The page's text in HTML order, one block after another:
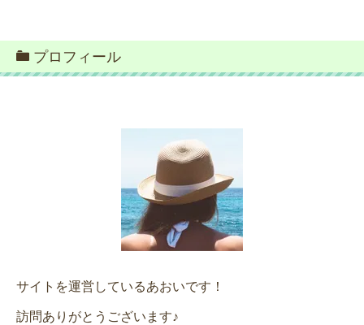
プロフィール
サイトを運営しているあおいです！
訪問ありがとうございます♪